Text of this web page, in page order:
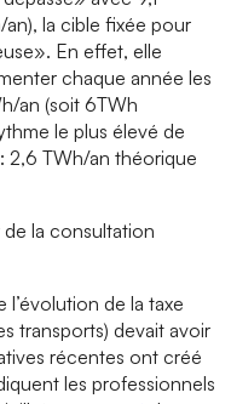
la cible fixée pour
En effet, elle
chaque année les
an (soit 6TWh
le plus élevé de
2,6 TWh/an théorique
la consultation
de la taxe
transports) devait avoir
récentes ont créé
les professionnels